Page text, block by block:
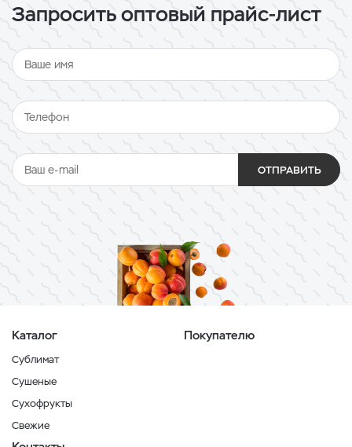
Запросить оптовый прайс-лист
ОТПРАВИТЬ
Каталог
Сублимат
Сушеные
Сухофрукты
Свежие
Покупателю